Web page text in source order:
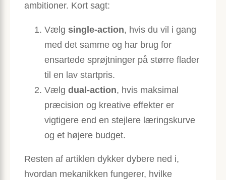
ambitioner. Kort sagt:
Vælg single-action, hvis du vil i gang
med det samme og har brug for
ensartede sprøjtninger på større flader
til en lav startpris.
Vælg dual-action, hvis maksimal
præcision og kreative effekter er
vigtigere end en stejlere læringskurve
og et højere budget.
Resten af artiklen dykker dybere ned i,
hvordan mekanikken fungerer, hvilke